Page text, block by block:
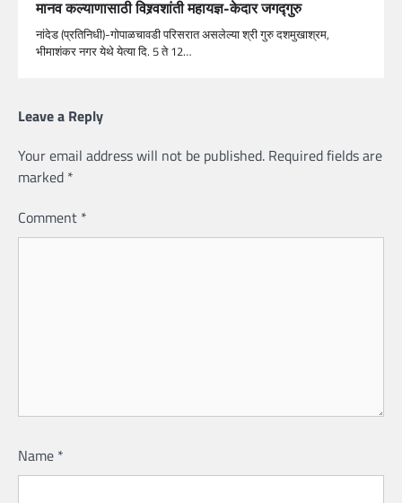
मानव कल्याणासाठी विश्र्वशांती महायज्ञ-केदार जगद्गुरु
नांदेड (प्रतिनिधी)-गोपाळचावडी परिसरात असलेल्या श्री गुरु दशमुखाश्रम,
भीमाशंकर नगर येथे येत्या दि. 5 ते 12…
Leave a Reply
Your email address will not be published. Required fields are
marked *
Comment *
Name *